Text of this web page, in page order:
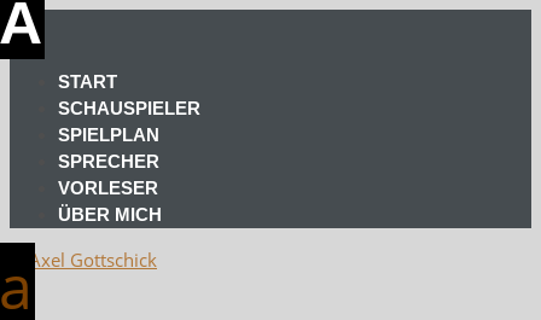
START
SCHAUSPIELER
SPIELPLAN
SPRECHER
VORLESER
ÜBER MICH